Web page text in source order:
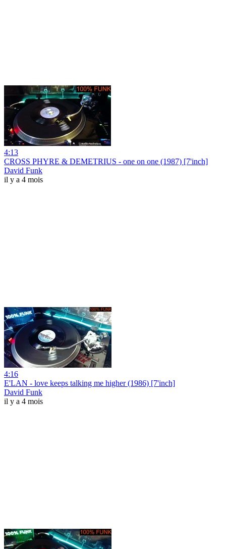
4:13
CROSS PHYRE & DEMETRIUS - one on one (1987) [7'inch]
David Funk
il y a 4 mois
4:16
E'LAN - love keeps talking me higher (1986) [7'inch]
David Funk
il y a 4 mois